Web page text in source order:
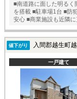
■南道路に面した明るく
を搭載 ■駐車場1台 ■防
安心 ■商業施設も近隣
値下がり 入間郡越生町
一戸建て